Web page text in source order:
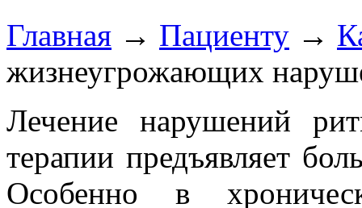
Главная → Пациенту →
жизнеугрожающих
Лечение нарушений
терапии предъявляет
Особенно в